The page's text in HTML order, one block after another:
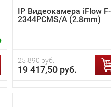
IP Видеокамера iFlow
2344PCMS/A (2.8mm)
25 890 руб.
19 417,50 руб.